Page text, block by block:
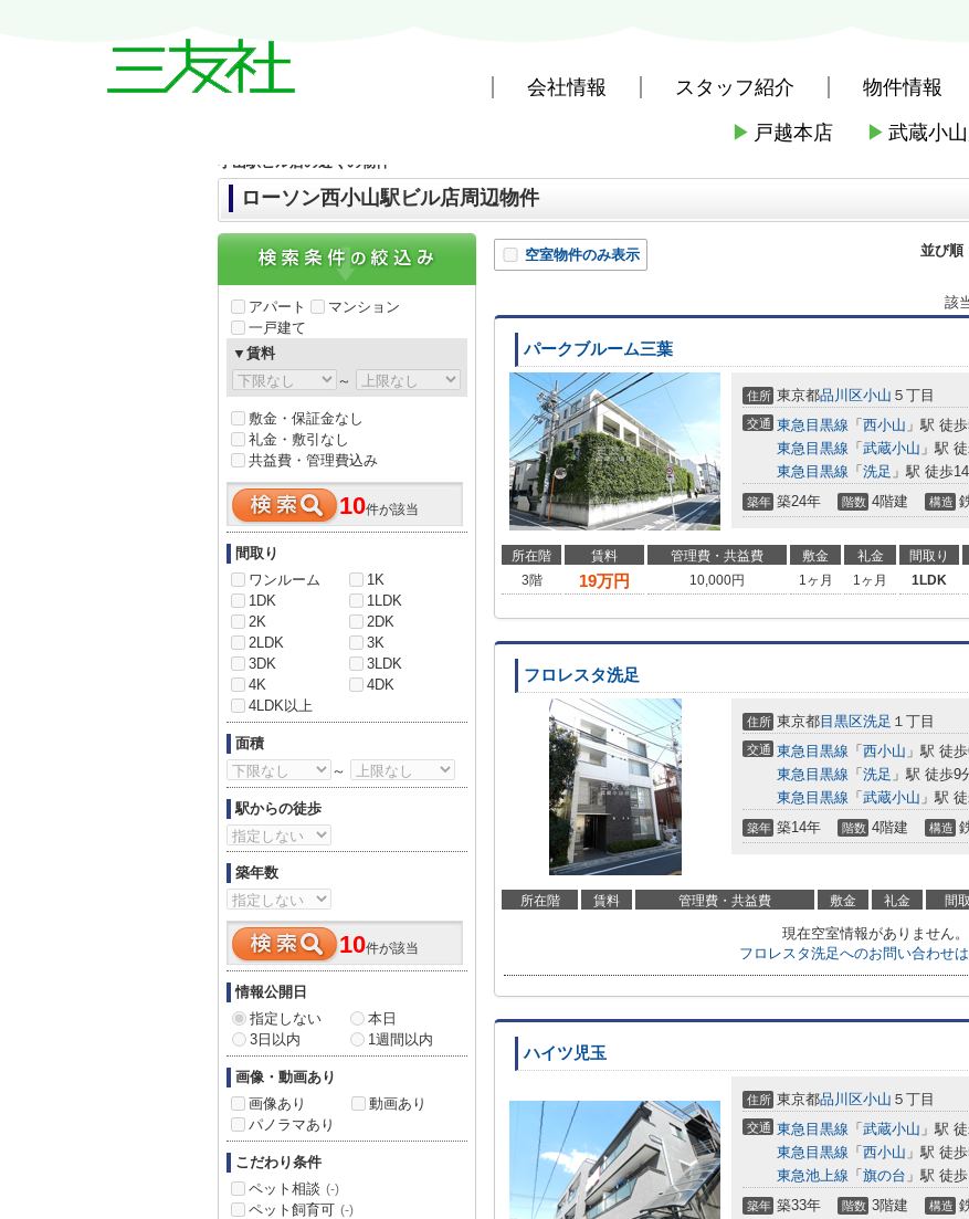
会社情報 スタッフ紹介 物件情報
▶ 戸越本店 ▶ 武蔵小
品川区 > 品川区のコンビニエンスストア
小山駅ビル店の近くの物件
ローソン西小山駅ビル店周辺物件
並び順
空室物件のみ表示
該
パークブルーム三葉
住所 東京都品川区小山 ５丁目
交通 東急目黒線 「 西小山 」駅 徒
東急目黒線 「 武蔵小山 」駅
東急目黒線 「 洗足 」駅 徒歩
築年 築24年 階数 4階建 構造
所在階 賃料 管理費・共益費 敷金 礼金 間取り
3階
19万円 10,000円 1ヶ月 1ヶ月 1LDK
フロレスタ洗足
住所 東京都目黒区洗足 １丁目
交通 東急目黒線 「 西小山 」駅 徒
東急目黒線 「 洗足 」駅 徒歩9
東急目黒線 「 武蔵小山 」駅
築年 築14年 階数 4階建 構造
所在階 賃料 管理費・共益費 敷金 礼金 間
現在空室情報がありません。
フロレスタ洗足へのお問い合わせ
ハイツ児玉
住所 東京都品川区小山 ５丁目
交通 東急目黒線 「 武蔵小山 」駅
東急目黒線 「 西小山 」駅 徒
東急池上線 「 旗の台 」駅 徒
築年 築33年 階数 3階建 構造
アパート
マンション
一戸建て
▼賃料
～
敷金・保証金なし
礼金・敷引なし
共益費・管理費込み
10件が該当
間取り
ワンルーム
1K
1DK
1LDK
2K
2DK
2LDK
3K
3DK
3LDK
4K
4DK
4LDK以上
面積
～
駅からの徒歩
築年数
10件が該当
情報公開日
指定しない
本日
3日以内
1週間以内
画像・動画あり
画像あり
動画あり
パノラマあり
こだわり条件
ペット相談 (-)
ペット飼育可 (-)